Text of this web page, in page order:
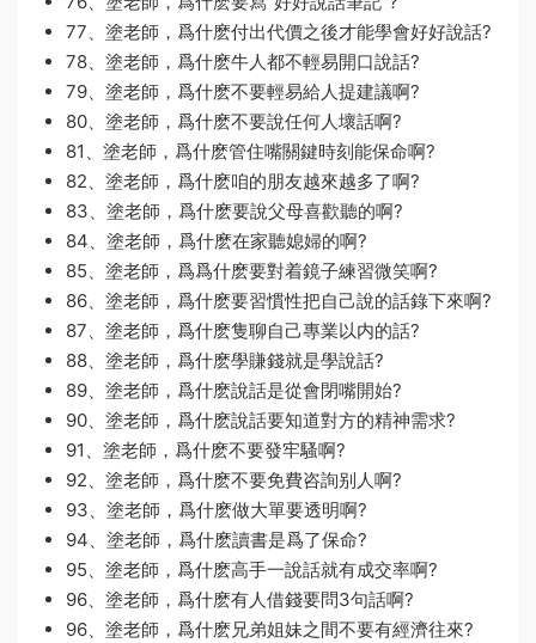
77、塗老師，爲什麽付出代價之後才能學會好好說話?
78、塗老師，爲什麽牛人都不輕易開口說話?
79、塗老師，爲什麽不要輕易給人提建議啊?
80、塗老師，爲什麽不要說任何人壞話啊?
81、塗老師，爲什麽管住嘴關鍵時刻能保命啊?
82、塗老師，爲什麽咱的朋友越來越多了啊?
83、塗老師，爲什麽要說父母喜歡聽的啊?
84、塗老師，爲什麽在家聽媳婦的啊?
85、塗老師，爲爲什麽要對着鏡子練習微笑啊?
86、塗老師，爲什麽要習慣性把自己說的話錄下來啊?
87、塗老師，爲什麽隻聊自己專業以内的話?
88、塗老師，爲什麽學賺錢就是學說話?
89、塗老師，爲什麽說話是從會閉嘴開始?
90、塗老師，爲什麽說話要知道對方的精神需求?
91、塗老師，爲什麽不要發牢騷啊?
92、塗老師，爲什麽不要免費咨詢别人啊?
93、塗老師，爲什麽做大單要透明啊?
94、塗老師，爲什麽讀書是爲了保命?
95、塗老師，爲什麽高手一說話就有成交率啊?
96、塗老師，爲什麽有人借錢要問3句話啊?
96、塗老師，爲什麽兄弟姐妹之間不要有經濟往來?